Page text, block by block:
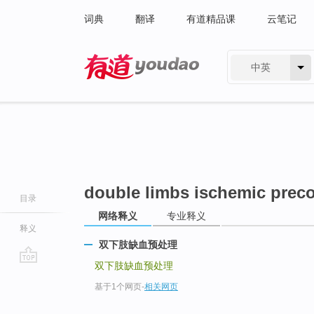
词典 翻译 有道精品课 云笔记
中英
目录
释义
double limbs ischemic
网络释义 专业释义
双下肢缺血预处理
双下肢缺血预处理
基于1个网页-相关网页